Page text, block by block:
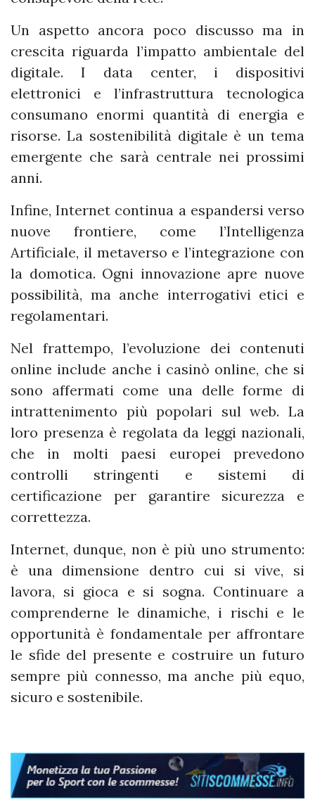
Un aspetto ancora poco discusso ma in
crescita riguarda l’impatto ambientale del
digitale. I data center, i dispositivi
elettronici e l’infrastruttura tecnologica
consumano enormi quantità di energia e
risorse. La sostenibilità digitale è un tema
emergente che sarà centrale nei prossimi
anni.
Infine, Internet continua a espandersi verso
nuove frontiere, come l’Intelligenza
Artificiale, il metaverso e l’integrazione con
la domotica. Ogni innovazione apre nuove
possibilità, ma anche interrogativi etici e
regolamentari.
Nel frattempo, l’evoluzione dei contenuti
online include anche i casinò online, che si
sono affermati come una delle forme di
intrattenimento più popolari sul web. La
loro presenza è regolata da leggi nazionali,
che in molti paesi europei prevedono
controlli stringenti e sistemi di
certificazione per garantire sicurezza e
correttezza.
Internet, dunque, non è più uno strumento:
è una dimensione dentro cui si vive, si
lavora, si gioca e si sogna. Continuare a
comprenderne le dinamiche, i rischi e le
opportunità è fondamentale per affrontare
le sfide del presente e costruire un futuro
sempre più connesso, ma anche più equo,
sicuro e sostenibile.